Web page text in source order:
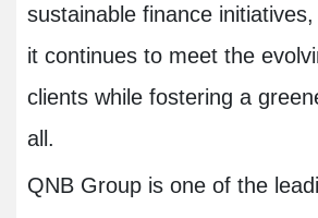
sustainable finance
it continues to meet the
clients while fostering a
all.
QNB Group is one of the